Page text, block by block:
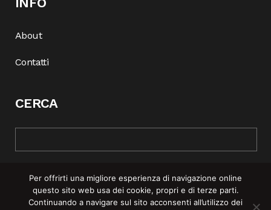
About
Contatti
CERCA
Per offrirti una migliore esperienza di navigazione online
questo sito web usa dei cookie, propri e di terze parti.
Continuando a navigare sul sito acconsenti all’utilizzo dei